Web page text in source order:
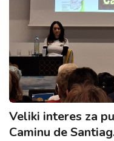
Veliki interes za
Caminu de